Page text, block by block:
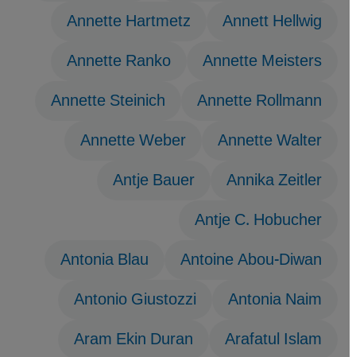
Annett Hellwig
Annette Hartmetz
Annette Meisters
Annette Ranko
Annette Rollmann
Annette Steinich
Annette Walter
Annette Weber
Annika Zeitler
Antje Bauer
Antje C. Hobucher
Antoine Abou-Diwan
Antonia Blau
Antonia Naim
Antonio Giustozzi
Arafatul Islam
Aram Ekin Duran